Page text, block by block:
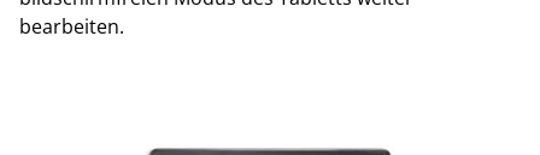
bearbeiten.